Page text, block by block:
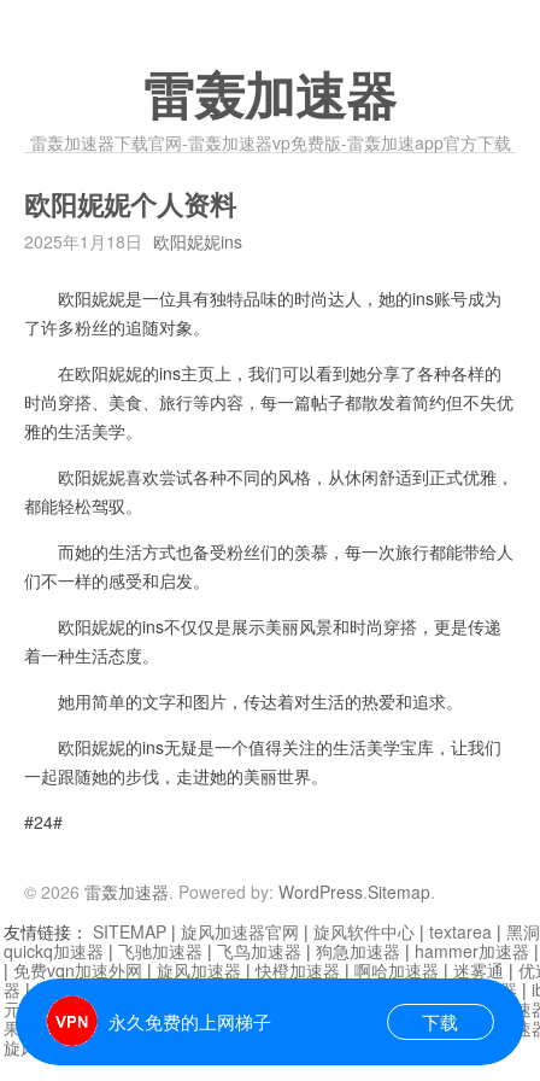
雷轰加速器
雷轰加速器下载官网-雷轰加速器vp免费版-雷轰加速app官方下载
欧阳妮妮个人资料
2025年1月18日 欧阳妮妮ins
欧阳妮妮是一位具有独特品味的时尚达人，她的ins账号成为
了许多粉丝的追随对象。
在欧阳妮妮的ins主页上，我们可以看到她分享了各种各样的
时尚穿搭、美食、旅行等内容，每一篇帖子都散发着简约但不失优
雅的生活美学。
欧阳妮妮喜欢尝试各种不同的风格，从休闲舒适到正式优雅，
都能轻松驾驭。
而她的生活方式也备受粉丝们的羡慕，每一次旅行都能带给人
们不一样的感受和启发。
欧阳妮妮的ins不仅仅是展示美丽风景和时尚穿搭，更是传递
着一种生活态度。
她用简单的文字和图片，传达着对生活的热爱和追求。
欧阳妮妮的ins无疑是一个值得关注的生活美学宝库，让我们
一起跟随她的步伐，走进她的美丽世界。
#24#
© 2026 雷轰加速器. Powered by: WordPress.Sitemap.
永久免费的上网梯子 下载
友情链接： SITEMAP | 旋风加速器官网 | 旋风软件中心 | textarea | 黑
quickq加速器 | 飞驰加速器 | 飞鸟加速器 | 狗急加速器 | hammer加速器
| 免费vqn加速外网 | 旋风加速器 |快橙加速器 | 啊哈加速器 | 迷雾通 | 优
器 |快柠檬加速器 anycast加速器 |
元机场加速器
| 一元机场 | 老王加速器 |白石山|小牛加速
果加速器|黑洞加速|银河加速器|猎豹加速器 海鸥加速器|
芒果加速
旋风加速器度器